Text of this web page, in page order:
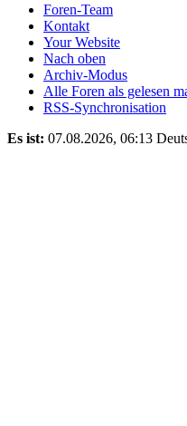
Foren-Team
Kontakt
Your Website
Nach oben
Archiv-Modus
Alle Foren als gelesen
RSS-Synchronisation
Es ist: 07.08.2026, 06:13